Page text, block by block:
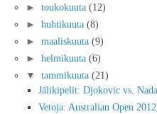
► toukokuuta (12)
► huhtikuuta (8)
► maaliskuuta (9)
► helmikuuta (6)
▼ tammikuuta (21)
Jälikipelit: Djokovic vs.
Vetoja: Australian Open